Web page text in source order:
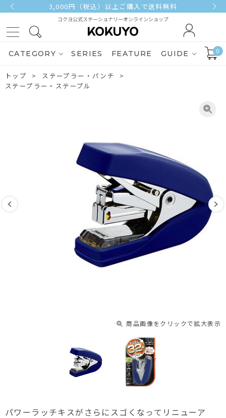
3,000円（税込）以上ご購入で送料無料
コクヨ公式ステーショナリーオンラインショップ
CATEGORY SERIES FEATURE GUIDE 0
トップ
ステープラー・パンチ
ステープラー・ステープル
商品画像をクリックで拡大表示
パワーラッチキスがさらにスゴくなってリニューア